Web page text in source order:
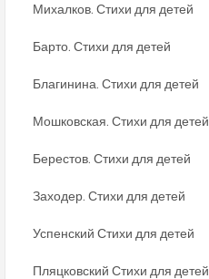
Михалков. Стихи для детей
Барто. Стихи для детей
Благинина. Стихи для детей
Мошковская. Стихи для детей
Берестов. Стихи для детей
Заходер. Стихи для детей
Успенский Стихи для детей
Пляцковский Стихи для детей